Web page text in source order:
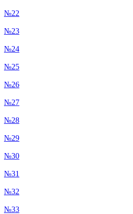
№22
№23
№24
№25
№26
№27
№28
№29
№30
№31
№32
№33